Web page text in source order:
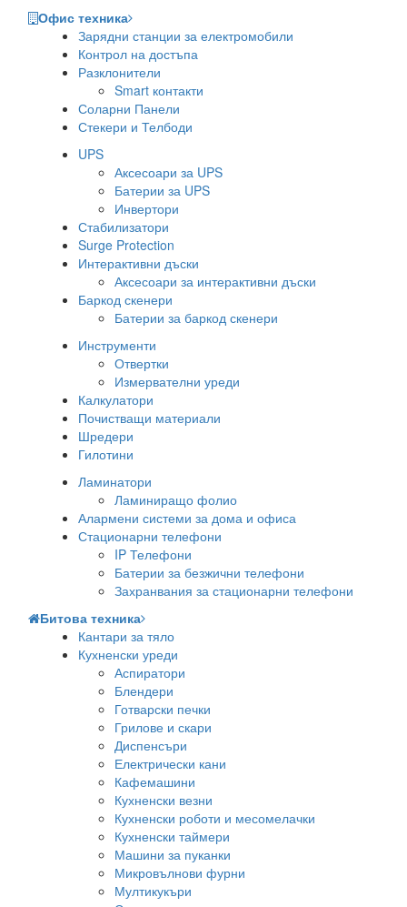
Офис техника
Зарядни станции за електромобили
Контрол на достъпа
Разклонители
Smart контакти
Соларни Панели
Стекери и Телбоди
UPS
Аксесоари за UPS
Батерии за UPS
Инвертори
Стабилизатори
Surge Protection
Интерактивни дъски
Аксесоари за интерактивни дъски
Баркод скенери
Батерии за баркод скенери
Инструменти
Отвертки
Измервателни уреди
Калкулатори
Почистващи материали
Шредери
Гилотини
Ламинатори
Ламиниращо фолио
Алармени системи за дома и офиса
Стационарни телефони
IP Телефони
Батерии за безжични телефони
Захранвания за стационарни телефони
Битова техника
Кантари за тяло
Кухненски уреди
Аспиратори
Блендери
Готварски печки
Грилове и скари
Диспенсъри
Електрически кани
Кафемашини
Кухненски везни
Кухненски роботи и месомелачки
Кухненски таймери
Машини за пуканки
Микровълнови фурни
Мултикукъри